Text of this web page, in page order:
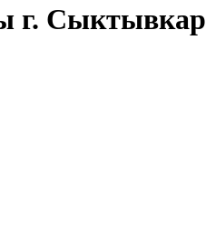
г. Сыктывкар